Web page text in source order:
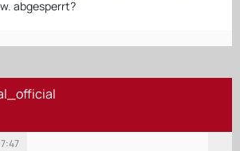
abgesperrt?